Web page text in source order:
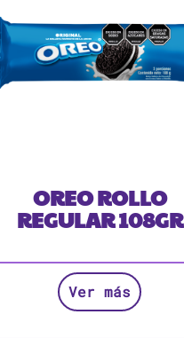
OREO ROLLO
REGULAR 108GR
Ver más